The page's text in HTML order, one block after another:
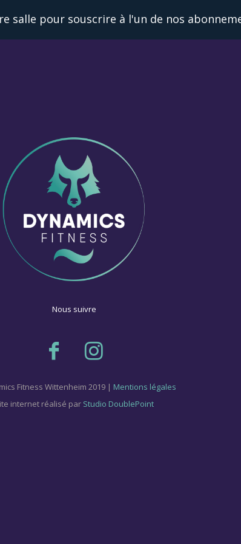
salle pour souscrire à l'un de nos
Nous suivre
Fitness Wittenheim 2019 | Mentions légales
internet réalisé par Studio DoublePoint